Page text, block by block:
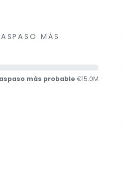
MÁS
más probable €15.0M